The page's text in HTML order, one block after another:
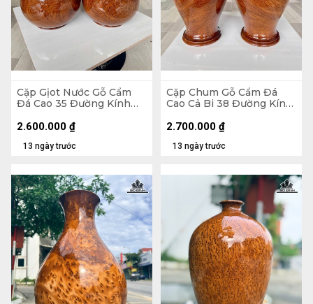
Cặp Gịot Nước Gỗ Cẩm
Đá Cao 35 Đường Kính
13 ngày trước
2.600.000 ₫
Cặp Chum Gỗ Cẩm Đá
Cao Cả Bi 38 Đường Kính
13 ngày trước
2.700.000 ₫